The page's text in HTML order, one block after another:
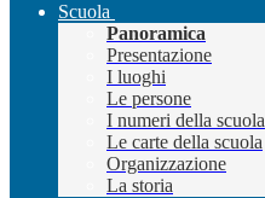
Scuola
Panoramica
Presentazione
I luoghi
Le persone
I numeri della scuola
Le carte della scuola
Organizzazione
La storia